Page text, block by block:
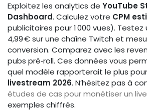
Exploitez les analytics de YouTube
Dashboard. Calculez votre CPM
publicitaires pour 1 000 vues).
4,99 € sur une chaîne Twitch et
conversion. Comparez avec les
pubs pré‑roll. Ces données vous
quel modèle rapporterait le plus pour
livestream 2026. N’hésitez pas à
études de cas pour monétiser un
exemples chiffrés.